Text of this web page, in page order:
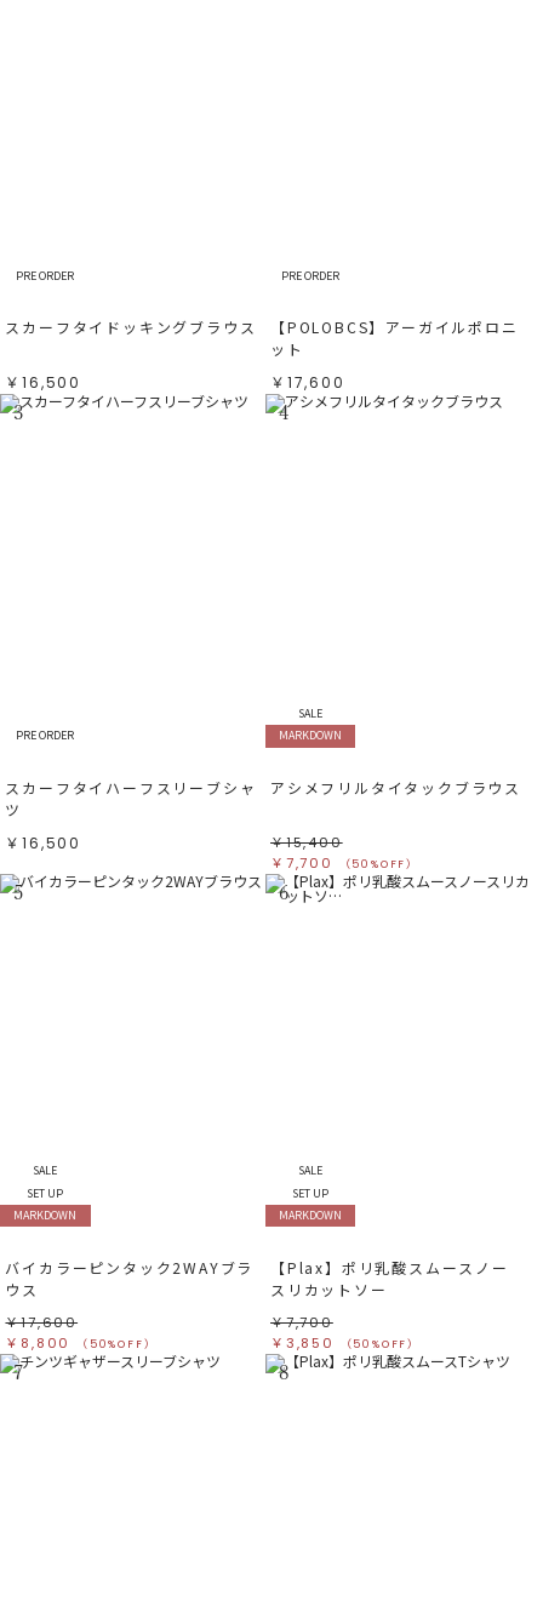
PRE ORDER
スカーフタイドッキングブラウス
￥16,500
PRE ORDER
【POLOBCS】アーガイルポロニ
ット
￥17,600
3
PRE ORDER
スカーフタイハーフスリーブシャ
ツ
￥16,500
4
SALE
MARKDOWN
アシメフリルタイタックブラウス
￥15,400
￥7,700
（50%OFF）
5
SALE
SET UP
MARKDOWN
バイカラーピンタック2WAYブラ
ウス
￥17,600
￥8,800
（50%OFF）
6
SALE
SET UP
MARKDOWN
【Plax】ポリ乳酸スムースノー
スリカットソー
￥7,700
￥3,850
（50%OFF）
7 8